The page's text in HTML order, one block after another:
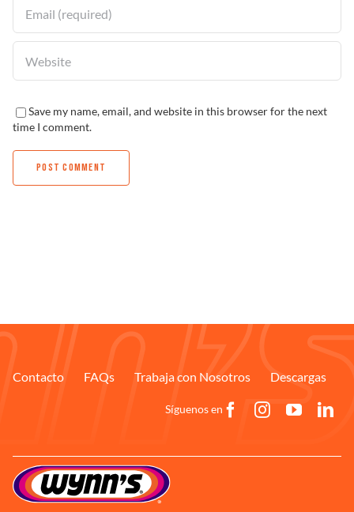
Save my name, email, and website in this browser for the next
time I comment.
Contacto FAQs Trabaja con Nosotros Descargas
Síguenos en